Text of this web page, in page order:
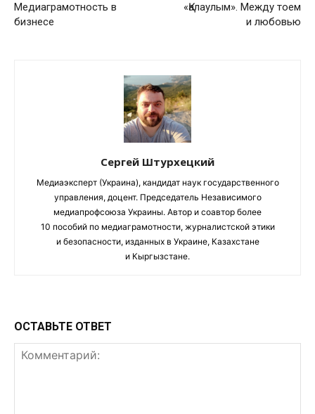
Медиаграмотность в
бизнесе
«Қалаулым». Между тоем
и любовью
Сергей Штурхецкий
Медиаэксперт (Украина), кандидат наук государственного
управления, доцент. Председатель Независимого
медиапрофсоюза Украины. Автор и соавтор более
10 пособий по медиаграмотности, журналистской этики
и безопасности, изданных в Украине, Казахстане
и Кыргызстане.
ОСТАВЬТЕ ОТВЕТ